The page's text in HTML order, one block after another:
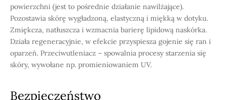
powierzchni (jest to pośrednie działanie nawilżające).
Pozostawia skórę wygładzoną, elastyczną i miękką w dotyku.
Zmiękcza, natłuszcza i wzmacnia barierę lipidową naskórka.
Działa regeneracyjnie, w efekcie przyspiesza gojenie się ran i
oparzeń. Przeciwutleniacz – spowalnia procesy starzenia się
skóry, wywołane np. promieniowaniem UV.
Bezpieczeństwo